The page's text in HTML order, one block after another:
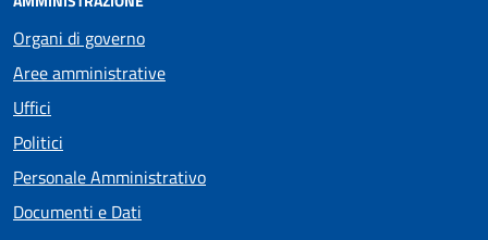
Organi di governo
Aree amministrative
Uffici
Politici
Personale Amministrativo
Documenti e Dati